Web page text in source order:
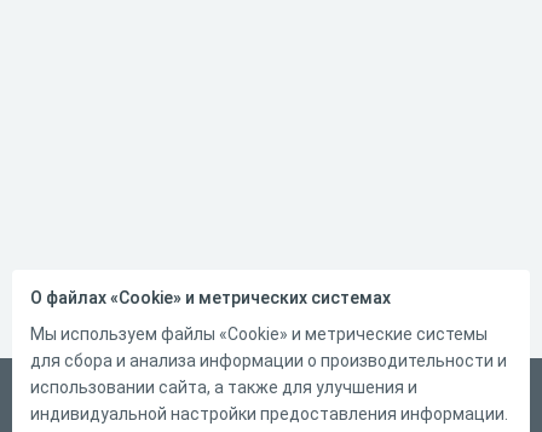
Русский
О файлах «Cookie» и метрических системах
Мы используем файлы «Cookie» и метрические системы
для сбора и анализа информации о производительности и
использовании сайта, а также для улучшения и
индивидуальной настройки предоставления информации.